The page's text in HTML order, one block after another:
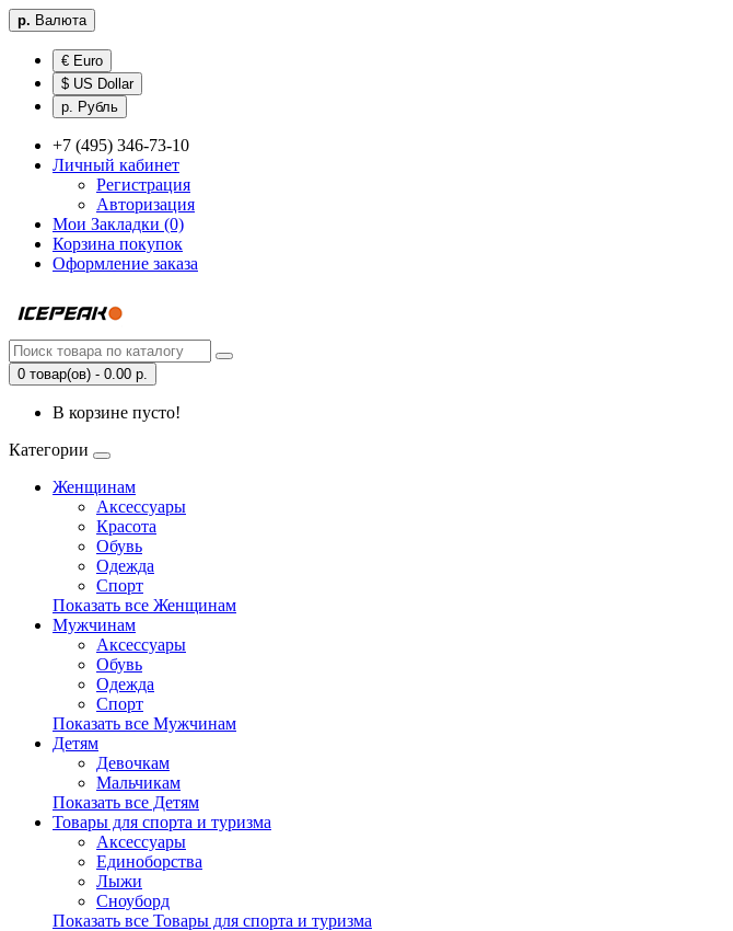
р. Валюта
€ Euro
$ US Dollar
р. Рубль
+7 (495) 346-73-10
Личный кабинет
Регистрация
Авторизация
Мои Закладки (0)
Корзина покупок
Оформление заказа
0 товар(ов) - 0.00 р.
В корзине пусто!
Категории
Женщинам
Аксессуары
Красота
Обувь
Одежда
Спорт
Показать все Женщинам
Мужчинам
Аксессуары
Обувь
Одежда
Спорт
Показать все Мужчинам
Детям
Девочкам
Мальчикам
Показать все Детям
Товары для спорта и туризма
Аксессуары
Единоборства
Лыжи
Сноуборд
Показать все Товары для спорта и туризма